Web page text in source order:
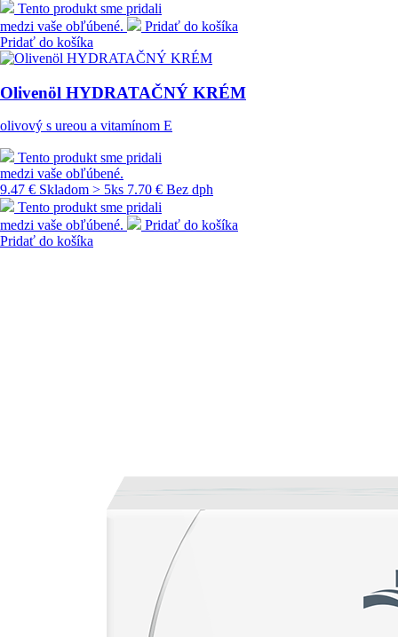
Tento produkt sme pridali
medzi vaše obľúbené.
Pridať do košíka
Pridať do košíka
Olivenöl HYDRATAČNÝ KRÉM
olivový s ureou a vitamínom E
Tento produkt sme pridali
medzi vaše obľúbené.
9.47 € Skladom > 5ks 7.70 € Bez dph
Tento produkt sme pridali
medzi vaše obľúbené.
Pridať do košíka
Pridať do košíka